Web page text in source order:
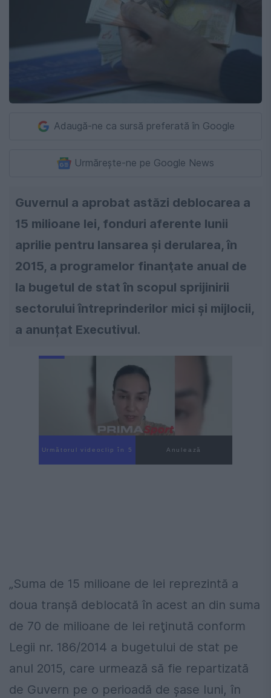
Adaugă-ne ca sursă preferată în Google
Urmărește-ne pe Google News
Guvernul a aprobat astăzi deblocarea a
15 milioane lei, fonduri aferente lunii
aprilie pentru lansarea şi derularea, în
2015, a programelor finanţate anual de
la bugetul de stat în scopul sprijinirii
sectorului întreprinderilor mici şi mijlocii,
a anunțat Executivul.
Următorul videoclip în 4 Anulează
„Suma de 15 milioane de lei reprezintă a
doua tranşă deblocată în acest an din suma
de 70 de milioane de lei reţinută conform
Legii nr. 186/2014 a bugetului de stat pe
anul 2015, care urmează să fie repartizată
de Guvern pe o perioadă de şase luni, în